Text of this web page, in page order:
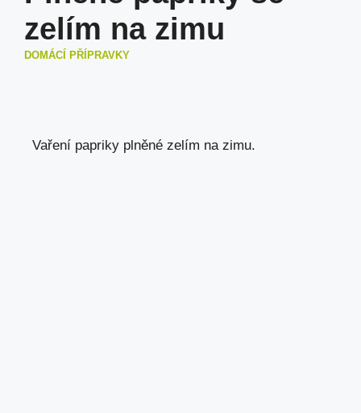
zelím na zimu
DOMÁCÍ PŘÍPRAVKY
Vaření papriky plněné zelím na zimu.